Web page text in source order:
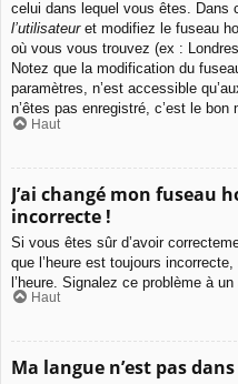
celui dans lequel vous êtes. Dans
l’utilisateuret modifiez le fuseau
où vous vous trouvez (ex :
Notez que la modification du
paramètres, n’est accessible
n’êtes pas enregistré, c’est le bon
Haut
J’ai changé mon fuseau
incorrecte !
Si vous êtes sûr d’avoir
que l’heure est toujours
l’heure. Signalez ce problème à un
Haut
Ma langue n’est pas